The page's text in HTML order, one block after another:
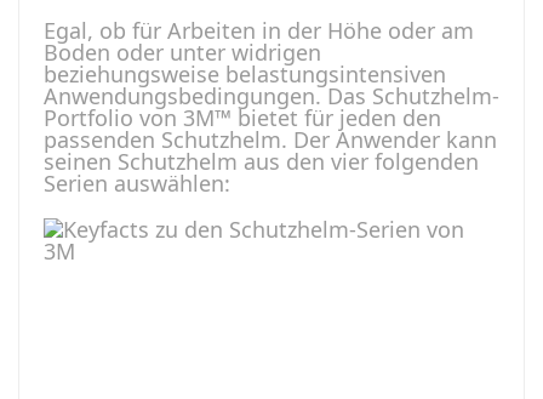
Egal, ob für Arbeiten in der Höhe oder am
Boden oder unter widrigen
beziehungsweise belastungsintensiven
Anwendungsbedingungen. Das Schutzhelm-
Portfolio von 3M™ bietet für jeden den
passenden Schutzhelm. Der Anwender kann
seinen Schutzhelm aus den vier folgenden
Serien auswählen: